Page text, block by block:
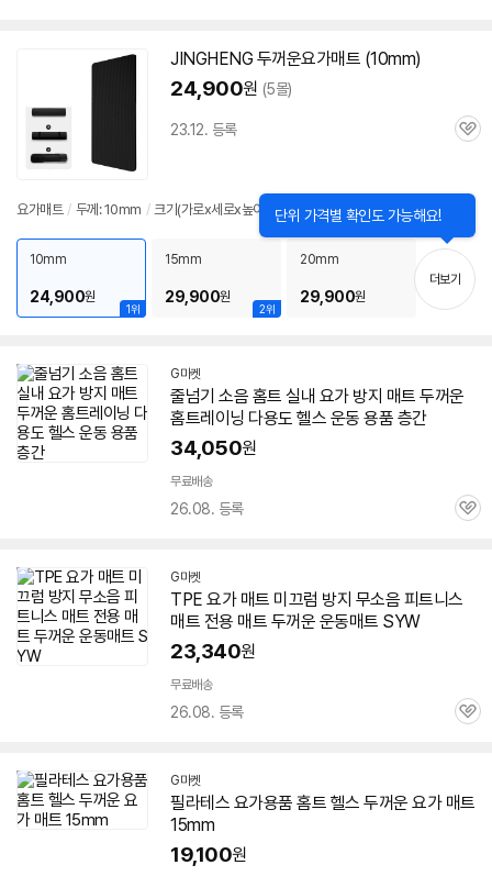
JINGHENG 두꺼운요가매트 (10mm)
24,900원 (5몰)
23.12. 등록
관
요가매트 / 두께: 10mm / 크기(가로x세로x높이): 61x200x1cm
1위
10mm
24,900원
2위
15mm
29,900원
20mm
29,900원
단위 가격별 확인도 가능해요!
기
더보기
G마켓
줄넘기 소음 홈트 실내 요가방지 매트 두꺼운
홈트레이닝 다용도 헬스 운동 용품 층간
34,050원
무료배송
26.08. 등록
관
G마켓
TPE 요가 매트 미끄럼 방지 무소음 피트니스
매트 전용 매트 두꺼운 운동매트 SYW
23,340원
무료배송
26.08. 등록
관
G마켓
필라테스 요가용품 홈트 헬스 두꺼운 요가 매트
15mm
19,100원
세부정보 열기/접기